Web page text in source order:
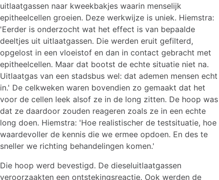
uitlaatgassen naar kweekbakjes waarin menselijk
epitheelcellen groeien. Deze werkwijze is uniek. Hiemstra:
'Eerder is onderzocht wat het effect is van bepaalde
deeltjes uit uitlaatgassen. Die werden eruit gefilterd,
opgelost in een vloeistof en dan in contact gebracht met
epitheelcellen. Maar dat bootst de echte situatie niet na.
Uitlaatgas van een stadsbus wel: dat ademen mensen echt
in.' De celkweken waren bovendien zo gemaakt dat het
voor de cellen leek alsof ze in de long zitten. De hoop was
dat ze daardoor zouden reageren zoals ze in een echte
long doen. Hiemstra: 'Hoe realistischer de testsituatie, hoe
waardevoller de kennis die we ermee opdoen. En des te
sneller we richting behandelingen komen.'
Die hoop werd bevestigd. De dieseluitlaatgassen
veroorzaakten een ontstekingsreactie. Ook werden de